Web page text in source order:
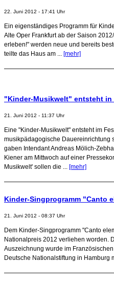
22. Juni 2012 - 17:41 Uhr
Ein eigenständiges Programm für
Alte Oper Frankfurt ab der Saison
erleben!" werden neue und bereits
teilte das Haus am ... [mehr]
"Kinder-Musikwelt" entsteht in
21. Juni 2012 - 11:37 Uhr
Eine "Kinder-Musikwelt" entsteht im
musikpädagogische Dauereinrichtung
gaben Intendant Andreas Mölich-
Kiener am Mittwoch auf einer
Musikwelt' sollen die ... [mehr]
Kinder-Singprogramm "Canto
21. Juni 2012 - 08:37 Uhr
Dem Kinder-Singprogramm "Canto
Nationalpreis 2012 verliehen worden.
Auszeichnung wurde im
Deutsche Nationalstiftung in Hamburg